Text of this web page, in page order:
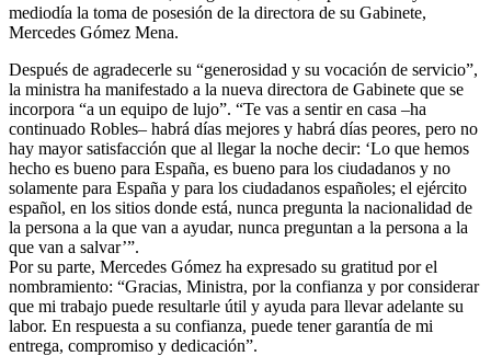
mediodía la toma de posesión de la directora de su Gabinete,
Mercedes Gómez Mena.
Después de agradecerle su “generosidad y su vocación de servicio”,
la ministra ha manifestado a la nueva directora de Gabinete que se
incorpora “a un equipo de lujo”. “Te vas a sentir en casa –ha
continuado Robles– habrá días mejores y habrá días peores, pero no
hay mayor satisfacción que al llegar la noche decir: ‘Lo que hemos
hecho es bueno para España, es bueno para los ciudadanos y no
solamente para España y para los ciudadanos españoles; el ejército
español, en los sitios donde está, nunca pregunta la nacionalidad de
la persona a la que van a ayudar, nunca preguntan a la persona a la
que van a salvar’”.
Por su parte, Mercedes Gómez ha expresado su gratitud por el
nombramiento: “Gracias, Ministra, por la confianza y por considerar
que mi trabajo puede resultarle útil y ayuda para llevar adelante su
labor. En respuesta a su confianza, puede tener garantía de mi
entrega, compromiso y dedicación”.